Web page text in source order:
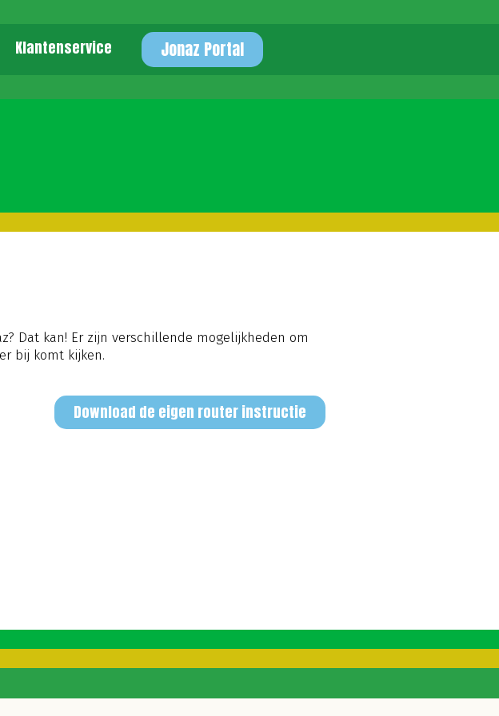
Klantenservice Jonaz Portal
Dat kan! Er zijn verschillende mogelijkheden om
bij komt kijken.
Download de eigen router instructie